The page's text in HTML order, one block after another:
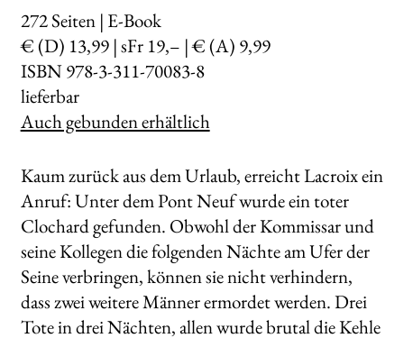
272Seiten | E-Book
€ (D) 13,99 | sFr 19,– | € (A) 9,99
ISBN 978-3-311-70083-8
lieferbar
Auch gebunden erhältlich
Kaum zurück aus dem Urlaub, erreicht Lacroix ein
Anruf: Unter dem Pont Neuf wurde ein toter
Clochard gefunden. Obwohl der Kommissar und
seine Kollegen die folgenden Nächte am Ufer der
Seine verbringen, können sie nicht verhindern,
dass zwei weitere Männer ermordet werden. Drei
Tote in drei Nächten, allen wurde brutal die Kehle